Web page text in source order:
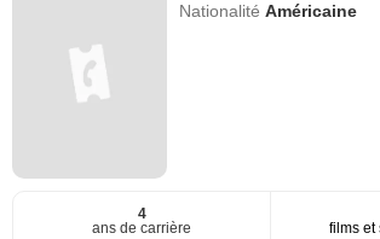
NationalitéAméricaine
4
ans de carrière
films et